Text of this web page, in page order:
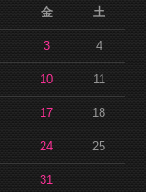
金 土
3 4
10 11
17 18
24 25
31